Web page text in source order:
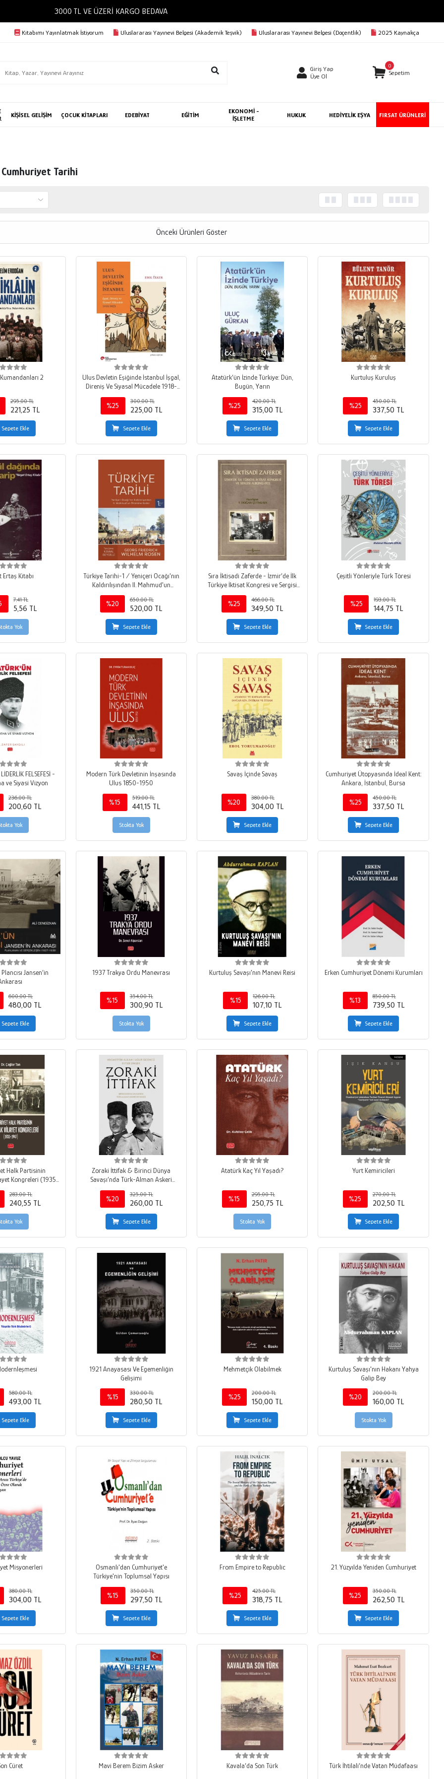
3000 TL VE ÜZERİ KARGO BEDAVA
Kitabımı Yayınlatmak İstiyorum Uluslararası Yayınevi Belgesi (Akademik Teşvik) Uluslararası Yayınevi Belgesi (Doçentlik) 2025 Kaynakça
Giriş Yap
Üye Ol
0
Sepetim
KİŞİSEL GELİŞİM ÇOCUK KİTAPLARI EDEBİYAT EĞİTİM
EKONOMİ -
İŞLETME
HUKUK HEDİYELİK EŞYA FIRSAT ÜRÜNLERİ
Tarihi
Önceki Ürünleri Göster
2
295,00 TL
221,25 TL
Sepete Ekle
Ulus Devletin Eşiğinde İstanbul İşgal,
Direniş Ve Siyasal Mücadele 1918-
1923
%25
300,00 TL
225,00 TL
Sepete Ekle
Atatürk’ün İzinde Türkiye: Dün,
Bugün, Yarın
%25
420,00 TL
315,00 TL
Sepete Ekle
Kurtuluş Kuruluş
%25
450,00 TL
337,50 TL
Sepete Ekle
Ertaş Kitabı
7,41 TL
5,56 TL
Yok
Türkiye Tarihi-1 / Yeniçeri Ocağı'nın
Kaldırılışından II. Mahmud'un
Ölümüne Kadar (1826-1839)
%20
650,00 TL
520,00 TL
Sepete Ekle
Sıra İktisadi Zaferde - İzmir’de İlk
Türkiye İktisat Kongresi ve Sergisi
Albümü - 1923
%25
466,00 TL
349,50 TL
Sepete Ekle
Çeşitli Yönleriyle Türk Töresi
%25
193,00 TL
144,75 TL
Sepete Ekle
FELSEFESİ -
ve Siyasi Vizyon
236,00 TL
200,60 TL
Yok
Modern Türk Devletinin İnşasında
Ulus 1850-1950
%15
519,00 TL
441,15 TL
Stokta Yok
Savaş İçinde Savaş
%20
380,00 TL
304,00 TL
Sepete Ekle
Cumhuriyet Ütopyasında İdeal Kent:
Ankara, İstanbul, Bursa
%25
450,00 TL
337,50 TL
Sepete Ekle
Jansen’in
600,00 TL
480,00 TL
Sepete Ekle
1937 Trakya Ordu Manevrası
%15
354,00 TL
300,90 TL
Stokta Yok
Kurtuluş Savaşı'nın Manevi Reisi
%15
126,00 TL
107,10 TL
Sepete Ekle
Erken Cumhuriyet Dönemi Kurumları
%13
850,00 TL
739,50 TL
Sepete Ekle
Halk Partisinin
Kongreleri (1935-
283,00 TL
240,55 TL
Yok
Zoraki İttifak & Birinci Dünya
Savaşı’nda Türk-Alman Askeri
%20
325,00 TL
260,00 TL
Sepete Ekle
Atatürk Kaç Yıl Yaşadı?
%15
295,00 TL
250,75 TL
Stokta Yok
Yurt Kemiricileri
%25
270,00 TL
202,50 TL
Sepete Ekle
580,00 TL
493,00 TL
Sepete Ekle
1921 Anayasası Ve Egemenliğin
Gelişimi
%15
330,00 TL
280,50 TL
Sepete Ekle
Mehmetçik Olabilmek
%25
200,00 TL
150,00 TL
Sepete Ekle
Kurtuluş Savaşı'nın Hakanı Yahya
Galip Bey
%20
200,00 TL
160,00 TL
Stokta Yok
Misyonerleri
380,00 TL
304,00 TL
Sepete Ekle
Osmanlı'dan Cumhuriyet'e
Türkiye'nin Toplumsal Yapısı
%15
350,00 TL
297,50 TL
Sepete Ekle
From Empire to Republic
%25
425,00 TL
318,75 TL
Sepete Ekle
21. Yüzyılda Yeniden Cumhuriyet
%25
350,00 TL
262,50 TL
Sepete Ekle
Cüret Mavi Berem Bizim Asker Kavala’da Son Türk Türk İhtilali’nde Vatan Müdafaası